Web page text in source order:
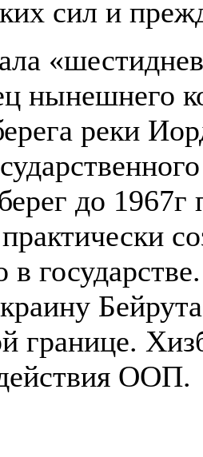
сил и
нынешнего
реки
до
в
границе.
ООП.